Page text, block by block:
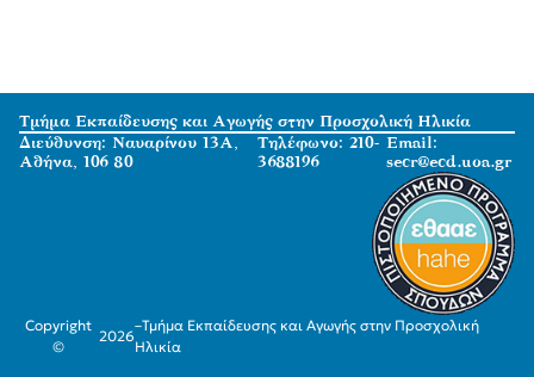
Τμήμα Εκπαίδευσης και Αγωγής στην Προσχολική Ηλικία
Διεύθυνση: Ναυαρίνου 13Α,
Αθήνα, 106 80
Τηλέφωνο: 210-
3688196
Email:
secr@ecd.uoa.gr
Copyright
©
2026
–Τμήμα Εκπαίδευσης και Αγωγής στην Προσχολική
Ηλικία